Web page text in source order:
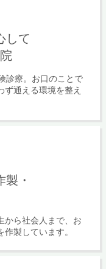
して
診療。お口のことで
ず通える環境を整え
・
から社会人まで、お
製しています。